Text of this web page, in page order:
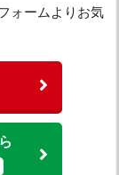
ォームよりお気